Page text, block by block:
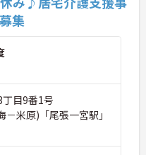
集
目9番1号
－米原)「尾張一宮駅」